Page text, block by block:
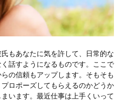
もあなたに気を許して、日常的な
話すようになるものです。ここで
の信頼もアップします。そもそも
ロポーズしてもらえるのかどうか
います。最近仕事は上手くいって